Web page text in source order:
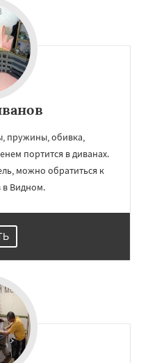
пружины, обивка,
портится в диванах.
можно обратиться к
в Видном.